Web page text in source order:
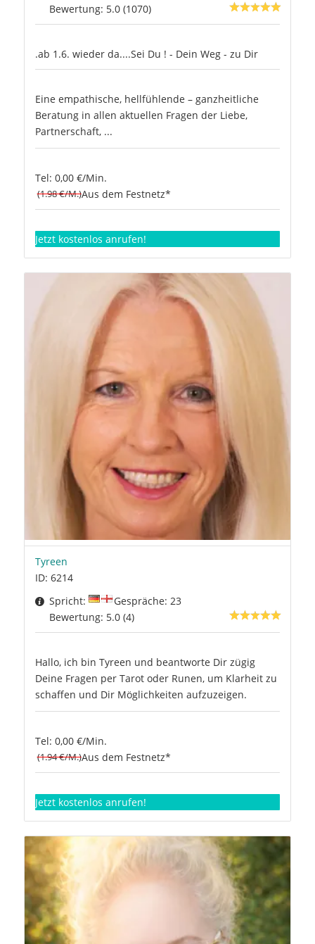
Bewertung: 5.0 (1070)
.ab 1.6. wieder da....Sei Du ! - Dein Weg - zu Dir
Eine empathische, hellfühlende – ganzheitliche
Beratung in allen aktuellen Fragen der Liebe,
Partnerschaft, ...
Tel: 0,00 €/Min.
(1.98 €/M.)Aus dem Festnetz*
Jetzt kostenlos anrufen!
Tyreen
ID: 6214
Spricht:
Gespräche: 23
Bewertung: 5.0 (4)
Hallo, ich bin Tyreen und beantworte Dir zügig
Deine Fragen per Tarot oder Runen, um Klarheit zu
schaffen und Dir Möglichkeiten aufzuzeigen.
Tel: 0,00 €/Min.
(1.94 €/M.)Aus dem Festnetz*
Jetzt kostenlos anrufen!